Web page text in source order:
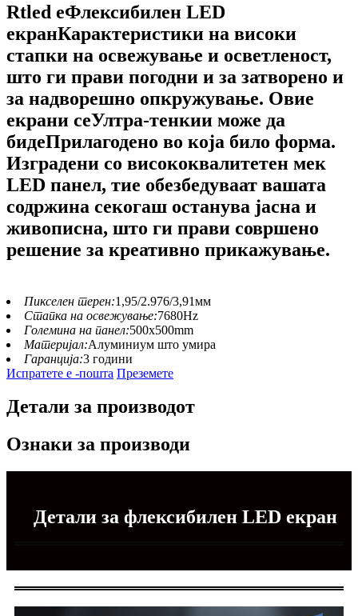
Rtled еФлексибилен LED
екранКарактеристики на високи
стапки на освежување и осветленост,
што ги прави погодни и за затворено и
за надворешно опкружување. Овие
екрани сеУлтра-тенкии може да
бидеПрилагодено во која било форма.
Изградени со висококвалитетен мек
LED панел, тие обезбедуваат вашата
содржина секогаш останува јасна и
живописна, што ги прави совршено
решение за креативно прикажување.
Пикселен терен:1,95/2.976/3,91мм
Стапка на освежување:7680Hz
Големина на панел:500x500mm
Материјал:Алуминиум што умира
Гаранција:3 години
Испратете е -пошта Преземете
Детали за производот
Ознаки за производи
Детали за флексибилен LED екран